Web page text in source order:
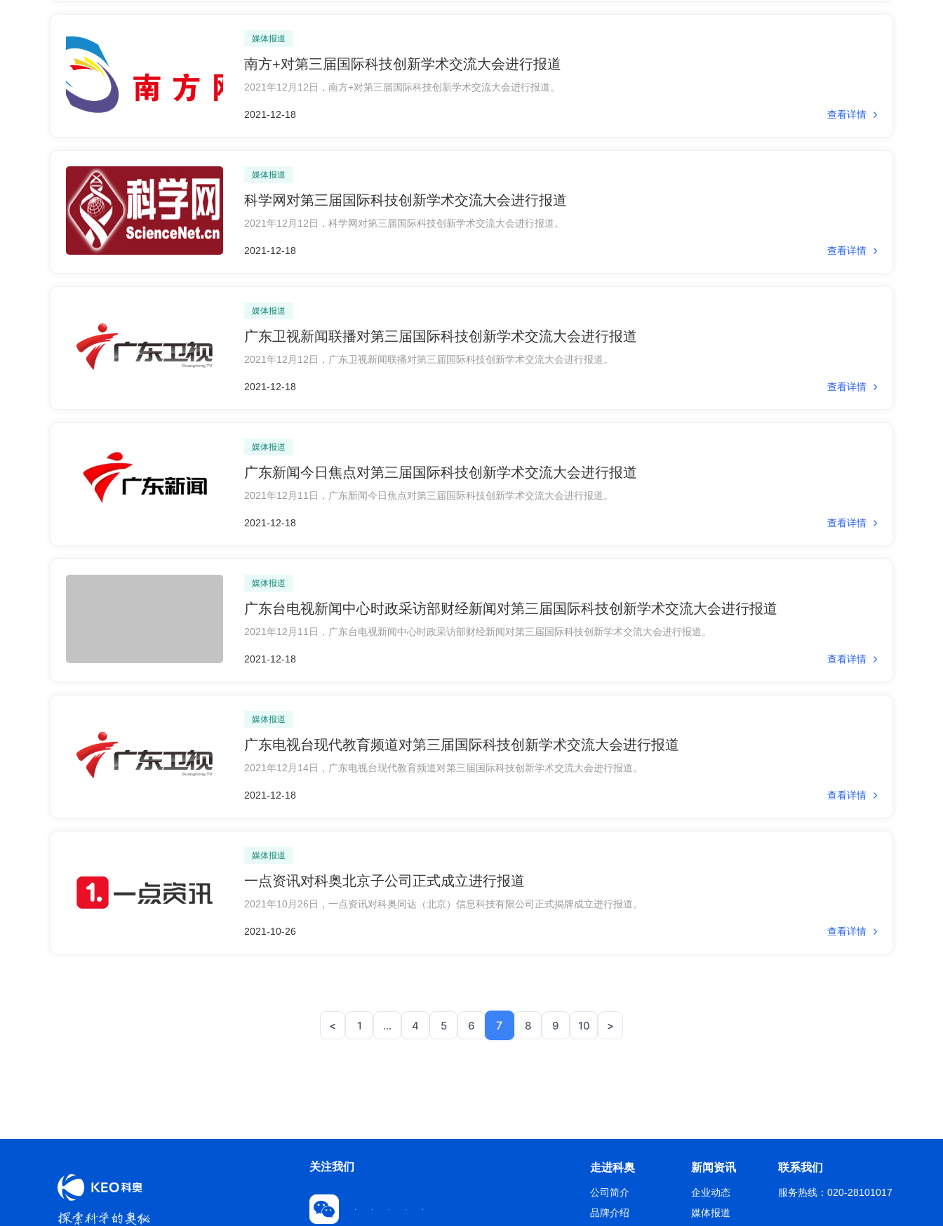
媒体报道
南方+对第三届国际科技创新学术交流大会进行报道
2021年12月12日，南方+对第三届国际科技创新学术交流大会进行报道。
2021-12-18 查看详情
媒体报道
科学网对第三届国际科技创新学术交流大会进行报道
2021年12月12日，科学网对第三届国际科技创新学术交流大会进行报道。
2021-12-18 查看详情
媒体报道
广东卫视新闻联播对第三届国际科技创新学术交流大会进行报道
2021年12月12日，广东卫视新闻联播对第三届国际科技创新学术交流大会进行报道。
2021-12-18 查看详情
媒体报道
广东新闻今日焦点对第三届国际科技创新学术交流大会进行报道
2021年12月11日，广东新闻今日焦点对第三届国际科技创新学术交流大会进行报道。
2021-12-18 查看详情
媒体报道
广东台电视新闻中心时政采访部财经新闻对第三届国际科技创新学术交流大会进行报道
2021年12月11日，广东台电视新闻中心时政采访部财经新闻对第三届国际科技创新学术交流大会进行报道。
2021-12-18 查看详情
媒体报道
广东电视台现代教育频道对第三届国际科技创新学术交流大会进行报道
2021年12月14日，广东电视台现代教育频道对第三届国际科技创新学术交流大会进行报道。
2021-12-18 查看详情
媒体报道
一点资讯对科奥北京子公司正式成立进行报道
2021年10月26日，一点资讯对科奥同达（北京）信息科技有限公司正式揭牌成立进行报道。
2021-10-26 查看详情
< 1 ... 4 5 6 7 8 9 10 >
关注我们 走进科奥
公司简介
品牌介绍
新闻资讯
企业动态
媒体报道
联系我们
服务热线：020-28101017